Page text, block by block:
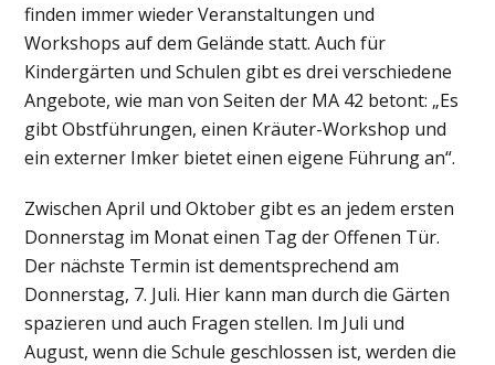
finden immer wieder Veranstaltungen und
Workshops auf dem Gelände statt. Auch für
Kindergärten und Schulen gibt es drei verschiedene
Angebote, wie man von Seiten der MA 42 betont: „Es
gibt Obstführungen, einen Kräuter-Workshop und
ein externer Imker bietet einen eigene Führung an“.
Zwischen April und Oktober gibt es an jedem ersten
Donnerstag im Monat einen Tag der Offenen Tür.
Der nächste Termin ist dementsprechend am
Donnerstag, 7. Juli. Hier kann man durch die Gärten
spazieren und auch Fragen stellen. Im Juli und
August, wenn die Schule geschlossen ist, werden die